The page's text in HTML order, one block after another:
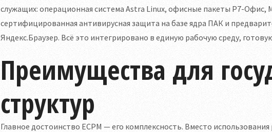
служащих: операционная система Astra Linux, офисные пакеты Р7-
сертифицированная антивирусная защита на базе ядра ПАК и
Яндекс.Браузер. Всё это интегрировано в единую рабочую среду,
Преимущества для
структур
Главное достоинство ЕСРМ — его комплексность. Вместо